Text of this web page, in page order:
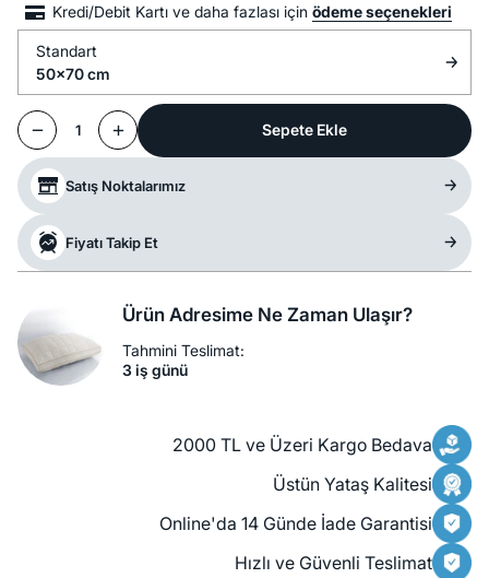
Kredi/Debit Kartı ve daha fazlası için ödeme seçenekleri
Standart
50x70 cm
1 Sepete Ekle
Satış Noktalarımız
Fiyatı Takip Et
Ürün Adresime Ne Zaman Ulaşır?
Tahmini Teslimat:
3 iş günü
2000 TL ve Üzeri Kargo Bedava
Üstün Yataş Kalitesi
Online'da 14 Günde İade Garantisi
Hızlı ve Güvenli Teslimat